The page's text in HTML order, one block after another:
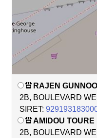
RAJEN
2B, BOULEVARD
SIRET:
AMIDOU TOURE
2B, BOULEVARD